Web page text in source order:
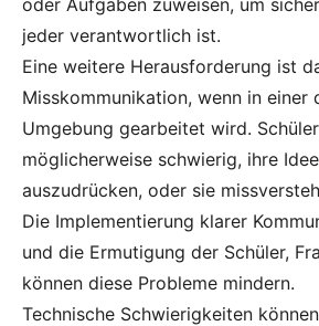
oder Aufgaben zuweisen, um
jeder verantwortlich ist.
Eine weitere Herausforderung ist
Misskommunikation, wenn in einer
Umgebung gearbeitet wird.
möglicherweise schwierig, ihre
auszudrücken, oder sie
Die Implementierung klarer
und die Ermutigung der Schüler,
können diese Probleme mindern.
Technische Schwierigkeiten